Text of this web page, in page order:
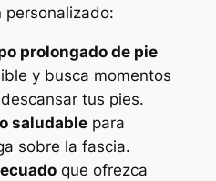
personalizado:
prolongado de pie
y busca momentos
tus pies.
saludablepara
sobre la fascia.
que ofrezca